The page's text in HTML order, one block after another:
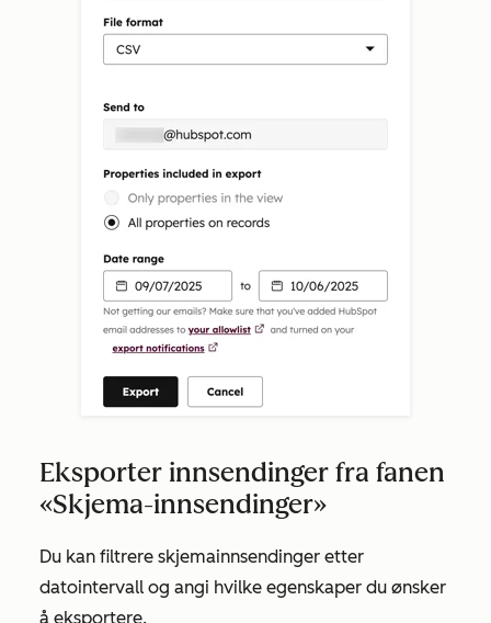
Eksporter innsendinger fra fanen
«Skjema-innsendinger»
Du kan filtrere skjemainnsendinger etter
datointervall og angi hvilke egenskaper du ønsker
å eksportere.